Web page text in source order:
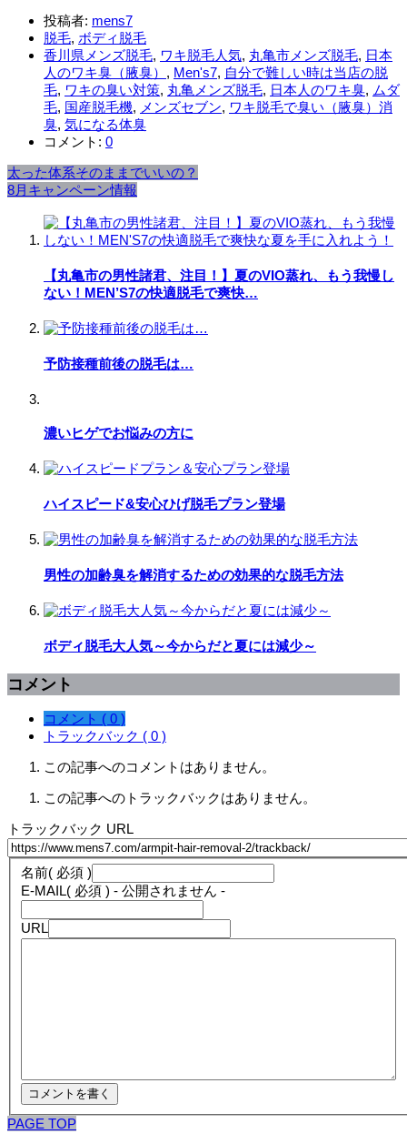
投稿者: mens7
脱毛, ボディ脱毛
香川県メンズ脱毛, ワキ脱毛人気, 丸亀市メンズ脱毛, 日本
人のワキ臭（腋臭） , Men's7, 自分で難しい時は当店の脱
毛, ワキの臭い対策, 丸亀メンズ脱毛, 日本人のワキ臭, ムダ
毛, 国産脱毛機, メンズセブン, ワキ脱毛で臭い（腋臭）消
臭, 気になる体臭
コメント: 0
太った体系そのままでいいの？
8月キャンペーン情報
【丸亀市の男性諸君、注目！】夏のVIO蒸れ、もう我慢し
ない！MEN’S7の快適脱毛で爽快…
予防接種前後の脱毛は…
濃いヒゲでお悩みの方に
ハイスピード&安心ひげ脱毛プラン登場
男性の加齢臭を解消するための効果的な脱毛方法
ボディ脱毛大人気～今からだと夏には減少～
コメント
コメント ( 0 )
トラックバック ( 0 )
この記事へのコメントはありません。
この記事へのトラックバックはありません。
トラックバック URL
名前( 必須 )
E-MAIL( 必須 ) - 公開されません -
URL
PAGE TOP